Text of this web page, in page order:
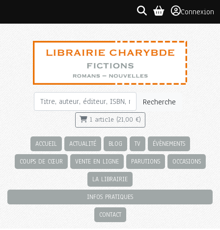
Connexion
Recherche
1 article (21,00 €)
ACCUEIL ACTUALITÉ BLOG TV ÉVÈNEMENTS
COUPS DE CŒUR VENTE EN LIGNE PARUTIONS OCCASIONS
LA LIBRAIRIE
INFOS PRATIQUES
CONTACT